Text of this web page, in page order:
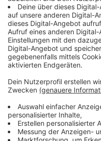
Münsteraner in den
sagt dessen Leiter Dr.
nun auch die deutschen
und Niederlande zu
wurden, erhöht den
zusätzlich – "Aber: Je
Reise bei uns
zurückmelden und
Ansteckungswellen in
Anzeige